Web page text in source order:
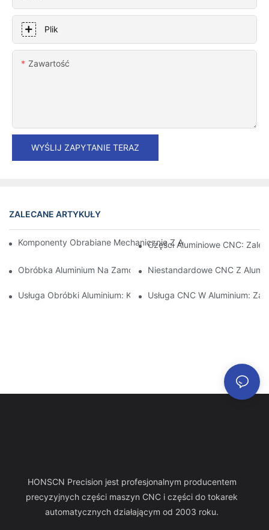
Plik
Zawartość
WYŚLIJ ZAPYTANIE TERAZ
ZALECANE ARTYKUŁY
Komponenty Obrabiane Mechanicznie Z Aluminium:
Części Aluminiowe CNC:
Obróbka Aluminium Na Zamówienie: Odkrywanie Najnowszych
Niestandardowe CNC Z
Usługa Obróbki Aluminium: Kompleksowe Zarządzanie
Usługa CNC W Aluminium:
HONSCN Precision jest profesjonalnym producentem
precyzyjnych części maszyn CNC i części do tokarek
automatycznych działającym od 2003 roku.